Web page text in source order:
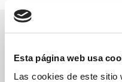
Esta página web usa
Las cookies de este sitio